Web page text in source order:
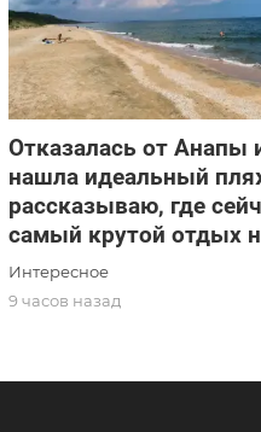
Отказалась от Анапы
нашла идеальный
рассказываю, где
самый крутой отдых
Интересное
9 часов назад